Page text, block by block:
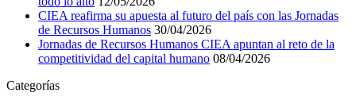
CIEA reafirma su apuesta al futuro del país con las Jornadas
de Recursos Humanos 30/04/2026
Jornadas de Recursos Humanos CIEA apuntan al reto de la
competitividad del capital humano 08/04/2026
Categorías